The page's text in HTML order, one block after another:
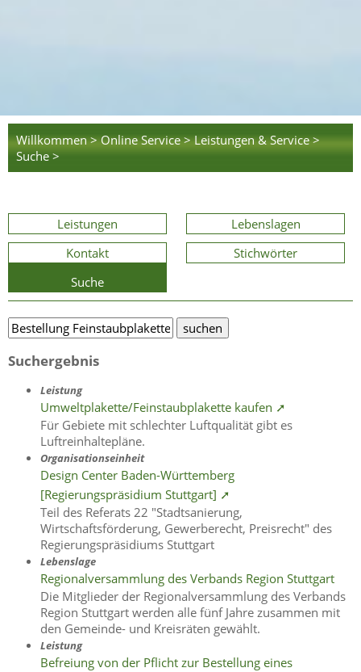
Willkommen > Online Service > Leistungen & Service >
Suche >
Leistungen
Lebenslagen
Kontakt
Stichwörter
Suche
Suchergebnis
Leistung
Umweltplakette/Feinstaubplakette kaufen ➚
Für Gebiete mit schlechter Luftqualität gibt es
Luftreinhaltepläne.
Organisationseinheit
Design Center Baden-Württemberg
[Regierungspräsidium Stuttgart] ➚
Teil des Referats 22 "Stadtsanierung,
Wirtschaftsförderung, Gewerberecht, Preisrecht" des
Regierungspräsidiums Stuttgart
Lebenslage
Regionalversammlung des Verbands Region Stuttgart
Die Mitglieder der Regionalversammlung des Verbands
Region Stuttgart werden alle fünf Jahre zusammen mit
den Gemeinde- und Kreisräten gewählt.
Leistung
Befreiung von der Pflicht zur Bestellung eines